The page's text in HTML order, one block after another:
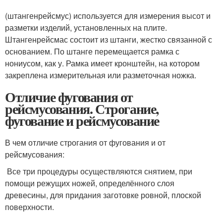
(штангенрейсмус) используется для измерения высот и
разметки изделий, установленных на плите.
Штангенрейсмас состоит из штанги, жестко связанной с
основанием. По штанге перемещается рамка с
нониусом, как у. Рамка имеет кронштейн, на котором
закреплена измерительная или разметочная ножка.
Отличие фугования от
рейсмусования. Строгание,
фугование и рейсмусование
В чем отличие строгания от фугования и от
рейсмусования:
Все три процедуры осуществляются снятием, при
помощи режущих ножей, определённого слоя
древесины, для придания заготовке ровной, плоской
поверхности.